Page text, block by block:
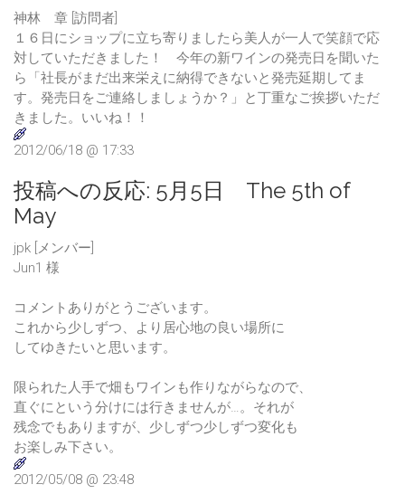
神林 章 [訪問者]
１６日にショップに立ち寄りましたら美人が一人で笑顔で応
対していただきました！ 今年の新ワインの発売日を聞いた
ら「社長がまだ出来栄えに納得できないと発売延期してま
す。発売日をご連絡しましょうか？」と丁重なご挨拶いただ
きました。いいね！！
2012/06/18 @ 17:33
投稿への反応: 5月5日 The 5th of
May
jpk [メンバー]
Jun1 様
コメントありがとうございます。
これから少しずつ、より居心地の良い場所に
してゆきたいと思います。
限られた人手で畑もワインも作りながらなので、
直ぐにという分けには行きませんが…。それが
残念でもありますが、少しずつ少しずつ変化も
お楽しみ下さい。
2012/05/08 @ 23:48